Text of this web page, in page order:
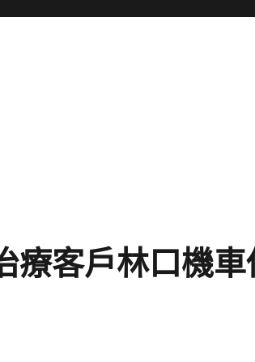
療客戶林口機